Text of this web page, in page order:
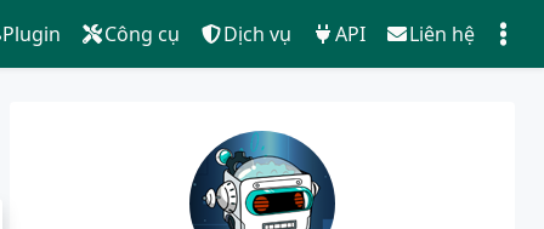
Plugin Công cụ Dịch vụ API Liên hệ